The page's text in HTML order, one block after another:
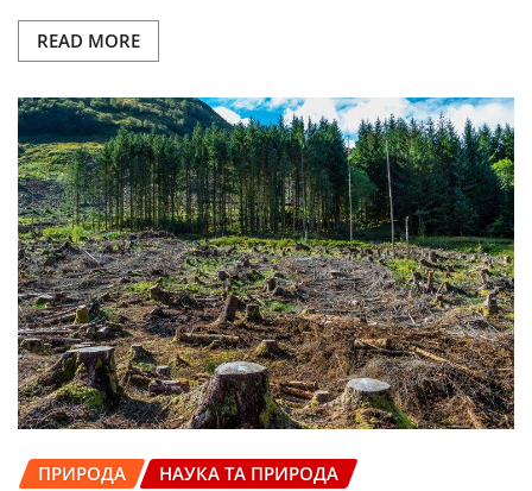
READ MORE
ПРИРОДА НАУКА ТА ПРИРОДА